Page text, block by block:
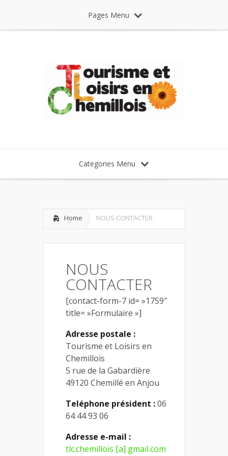
Pages Menu
Categories Menu
Home NOUS CONTACTER
NOUS
CONTACTER
[contact-form-7 id= »1759″
title= »Formulaire »]
Adresse postale :
Tourisme et Loisirs en
Chemillois
5 rue de la Gabardière
49120 Chemillé en Anjou
Teléphone président :06
64 44 93 06
Adresse e-mail :
tlc.chemillois [a] gmail.com